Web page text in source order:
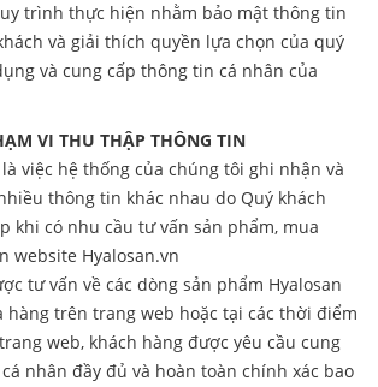
trình thực hiện nhằm bảo mật thông tin
và giải thích quyền lựa chọn của quý
và cung cấp thông tin cá nhân của
VI THU THẬP THÔNG TIN
là việc hệ thống của chúng tôi ghi nhận và
thông tin khác nhau do Quý khách
khi có nhu cầu tư vấn sản phẩm, mua
website Hyalosan.vn
tư vấn về các dòng sản phẩm Hyalosan
hàng trên trang web hoặc tại các thời điểm
web, khách hàng được yêu cầu cung
nhân đầy đủ và hoàn toàn chính xác bao